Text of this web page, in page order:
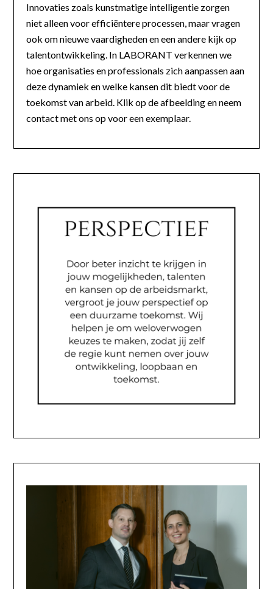
Innovaties zoals kunstmatige intelligentie zorgen
niet alleen voor efficiëntere processen, maar vragen
ook om nieuwe vaardigheden en een andere kijk op
talentontwikkeling. In LABORANT verkennen we
hoe organisaties en professionals zich aanpassen aan
deze dynamiek en welke kansen dit biedt voor de
toekomst van arbeid. Klik op de afbeelding en neem
contact met ons op voor een exemplaar.